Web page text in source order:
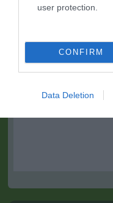
user protection.
CONFIRM
Data Deletion